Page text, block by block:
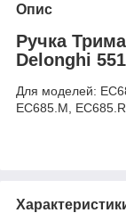
Опис
Ручка
Delonghi
Для моделей:
EC685.M,